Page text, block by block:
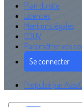
Plan du site
Licences
Mentions légales
CGUV
Paramétrer vos
Se connecter
Propulsé par